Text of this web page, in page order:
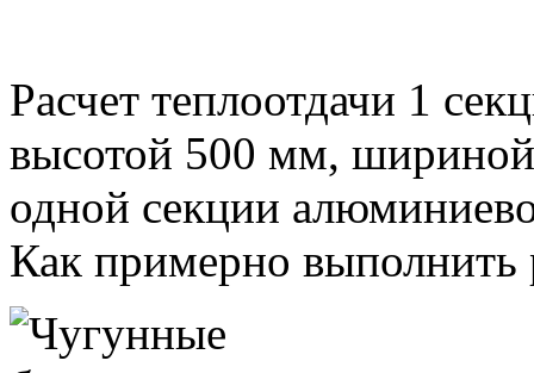
Расчет теплоотдачи 1
высотой 500 мм,
одной секции
Как примерно выполнить